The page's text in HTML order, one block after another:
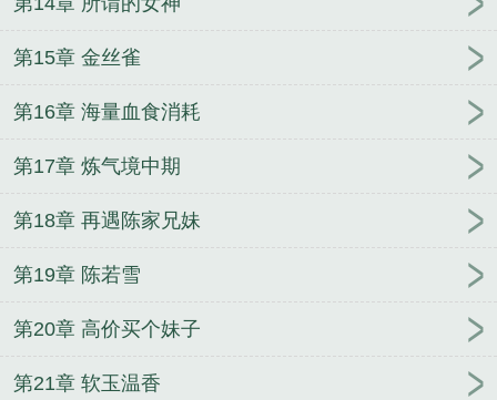
第15章 金丝雀
第16章 海量血食消耗
第17章 炼气境中期
第18章 再遇陈家兄妹
第19章 陈若雪
第20章 高价买个妹子
第21章 软玉温香